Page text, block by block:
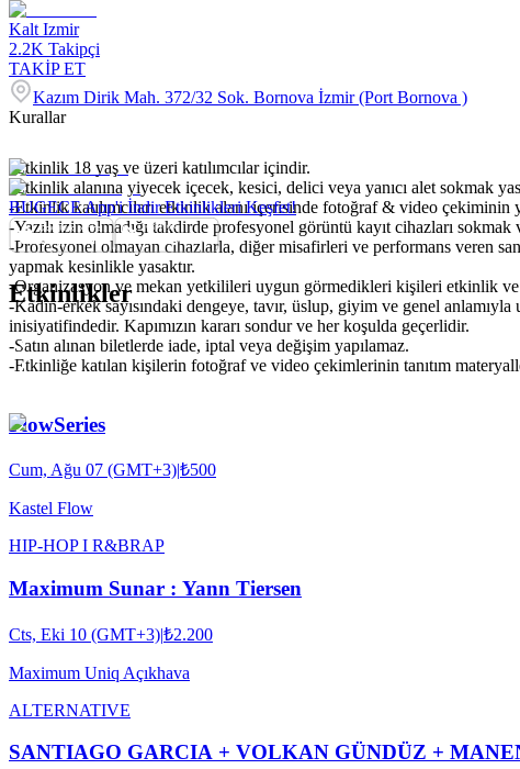
Kalt Izmir
2.2K Takipçi
TAKİP ET
Kazım Dirik Mah. 372/32 Sok. Bornova İzmir (Port Bornova )
Kurallar
-Etkinlik 18 yaş ve üzeri katılımcılar içindir.
-Etkinlik alanına yiyecek içecek, kesici, delici veya yanıcı alet sokmak
-Etkinlik katılımcıları etkinlik alanı içerisinde fotoğraf & video çekiminin
-Yazılı izin olmadığı takdirde profesyonel görüntü kayıt cihazları sokmak
-Profesyonel olmayan cihazlarla, diğer misafirleri ve performans veren
yapmak kesinlikle yasaktır.
-Organizasyon ve mekan yetkilileri uygun görmedikleri kişileri etkinlik ve
-Kadın-erkek sayısındaki dengeye, tavır, üslup, giyim ve genel
inisiyatifindedir. Kapımızın kararı sondur ve her koşulda geçerlidir.
-Satın alınan biletlerde iade, iptal veya değişim yapılamaz.
-Etkinliğe katılan kişilerin fotoğraf ve video çekimlerinin tanıtım
BUGECE App'i İndir Etkinlikleri Keşfet!
Etkinlikler
FlowSeries
Cum, Ağu 07 (GMT+3)|₺500
Kastel Flow
HIP-HOP I R&BRAP
Maximum Sunar : Yann Tiersen
Cts, Eki 10 (GMT+3)|₺2.200
Maximum Uniq Açıkhava
ALTERNATIVE
SANTIAGO GARCIA + VOLKAN GÜNDÜZ +